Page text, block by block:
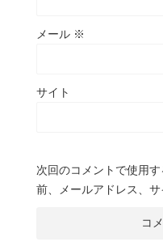
メール ※
サイト
次回のコメントで使用
前、メールアドレス、サ